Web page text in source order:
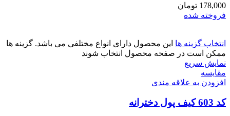
178,000 تومان
فروخته شده
انتخاب گزینه ها این محصول دارای انواع مختلفی می باشد. گزینه ها
ممکن است در صفحه محصول انتخاب شوند
نمایش سریع
مقايسه
افزودن به علاقه مندی
کد 603 کیف پول دخترانه